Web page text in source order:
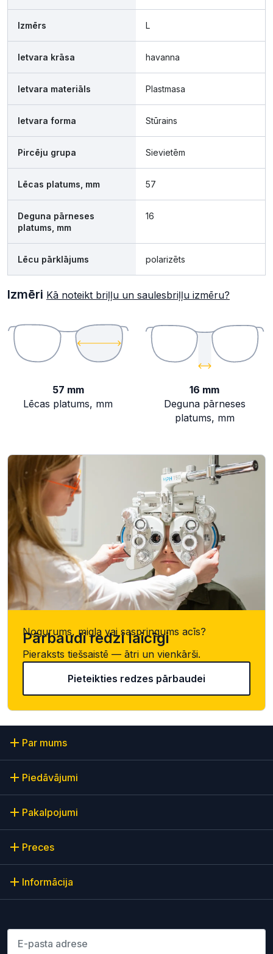
Izmērs L
Ietvara krāsa havanna
Ietvara materiāls Plastmasa
Ietvara forma Stūrains
Pircēju grupa Sievietēm
Lēcas platums, mm 57
Deguna pārneses
platums, mm
16
Lēcu pārklājums polarizēts
Izmēri Kā noteikt briļļu un saulesbriļļu izmēru?
57 mm
Lēcas platums, mm
16 mm
Deguna pārneses
platums, mm
Nogurums, migla vai saspringums acīs?
Pārbaudi redzi laicīgi
Pieraksts tiešsaistē — ātri un vienkārši.
Pieteikties redzes pārbaudei
Par mums
Piedāvājumi
Pakalpojumi
Preces
Informācija
Lūdzu ievadiet e-pasta adresi